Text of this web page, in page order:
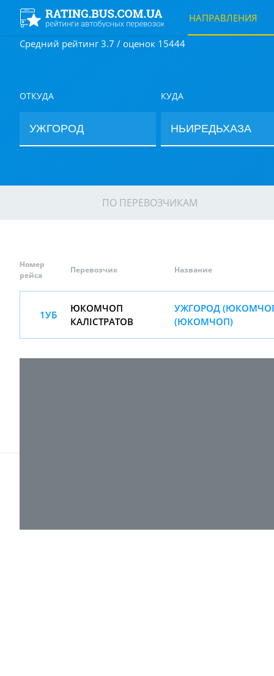
НАПРАВЛЕНИЯ
Средний рейтинг 3.7 / оценок 15444
ОТКУДА КУДА
ПО ПЕРЕВОЗЧИКАМ
Номер
рейса
Перевозчик Название
1УБ
ЮКОМЧОП
КАЛІСТРАТОВ
УЖГОРОД
(ЮКОМЧОП)